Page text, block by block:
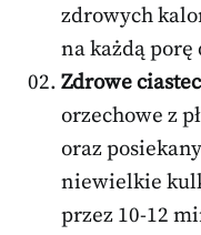
zdrowych
na każdą porę
Zdrowe
orzechowe z
oraz
niewielkie
przez 10-12